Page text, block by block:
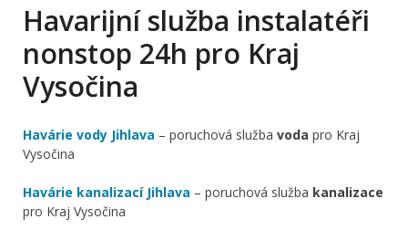
Havarijní služba instalatéři
nonstop 24h pro Kraj
Vysočina
Havárie vody Jihlava – poruchová služba voda pro Kraj
Vysočina
Havárie kanalizací Jihlava – poruchová služba kanalizace
pro Kraj Vysočina